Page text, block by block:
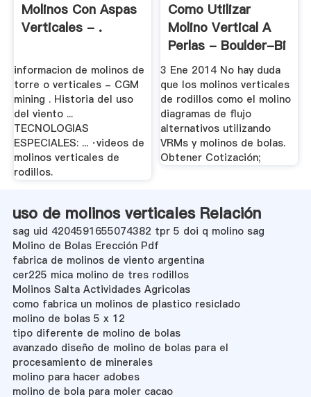
Molinos Con Aspas
Verticales - .
informacion de molinos de
torre o verticales - CGM
mining . Historia del uso
del viento ...
TECNOLOGIAS
ESPECIALES: ... ·videos de
molinos verticales de
rodillos.
Como Utilizar
Molino Vertical A
Perlas - Boulder-Bi
.
3 Ene 2014 No hay duda
que los molinos verticales
de rodillos como el molino
diagramas de flujo
alternativos utilizando
VRMs y molinos de bolas.
Obtener Cotización;
uso de molinos verticales Relación
sag uid 4204591655074382 tpr 5 doi q molino sag
Molino de Bolas Erección Pdf
fabrica de molinos de viento argentina
cer225 mica molino de tres rodillos
Molinos Salta Actividades Agricolas
como fabrica un molinos de plastico resiclado
molino de bolas 5 x 12
tipo diferente de molino de bolas
avanzado diseño de molino de bolas para el
procesamiento de minerales
molino para hacer adobes
molino de bola para moler cacao